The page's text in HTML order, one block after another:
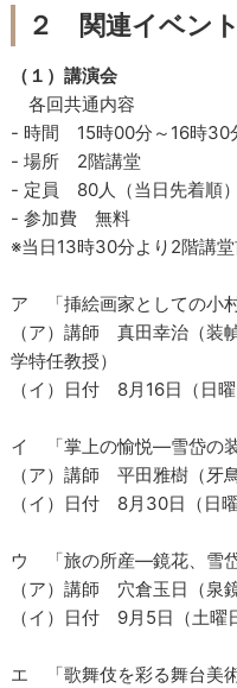
２ 関連イベント
（１）講演会
各回共通内容
- 時間 15時00分～16時30
- 場所 2階講堂
- 定員 80人（当日先着順）
- 参加費 無料
※当日13時30分より2階講堂
ア 「挿絵画家としての小村
（ア）講師 真田幸治（装
学特任教授）
（イ）日付 8月16日（日曜
イ 「掌上の愉悦―雪岱の
（ア）講師 平田雅樹（牙
（イ）日付 8月30日（日曜
ウ 「旅の所産―鏡花、雪岱
（ア）講師 穴倉玉日（泉
（イ）日付 9月5日（土曜
エ 「歌舞伎を彩る舞台美術